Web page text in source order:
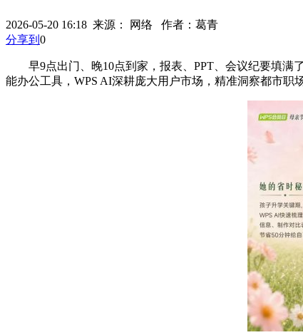
2026-05-20 16:18 来源： 网络 作者：葛青
分享到 0
早9点出门、晚10点到家，报表、PPT、会议纪要填满
能办公工具，WPS AI深耕庞大用户市场，精准洞察都市职